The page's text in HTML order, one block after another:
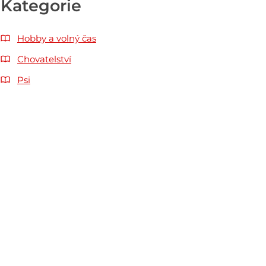
Kategorie
Hobby a volný čas
Chovatelství
Psi